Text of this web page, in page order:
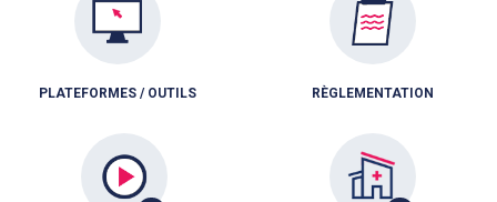
PLATEFORMES / OUTILS RÈGLEMENTATION